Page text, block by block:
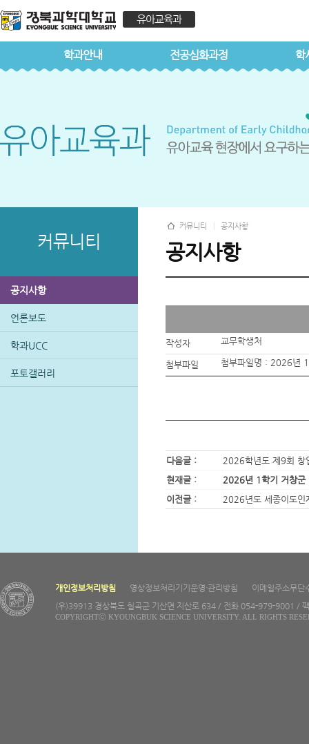
유아교육과
학과안내 전공심화과정 학
커뮤니티
공지사항
언론보도
학과UCC
포토갤러리
커뮤니티 공지사항
공지사항
작성자 교무학생처
첨부파일 첨부파일명 : 2026년 1
다음글 :
2026학년도 제9회 창
현재글 :
2026년 1학기 거창군
이전글 :
2026년도 세종이도인
개인정보처리방침 영상정보처리기기운영·관리방침
이메일주소무단
(우)39913 경상북도 칠곡군 기산면 지산로 634 / 전화 054-979-9001 /
COPYRIGHTⓒ KYOUNGBUK SCIENCE UNIVERSITY. ALL RIGHTS